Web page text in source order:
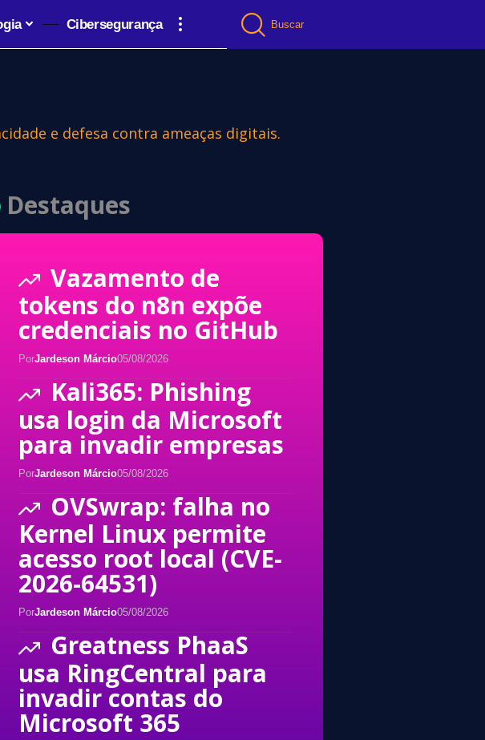
Cibersegurança Buscar
e defesa contra ameaças digitais.
Destaques
Vazamento de
tokens do n8n expõe
credenciais no GitHub
PorJardeson Márcio05/08/2026
Kali365: Phishing
usa login da Microsoft
para invadir empresas
PorJardeson Márcio05/08/2026
OVSwrap: falha no
Kernel Linux permite
acesso root local (CVE-
2026-64531)
PorJardeson Márcio05/08/2026
Greatness PhaaS
usa RingCentral para
invadir contas do
Microsoft 365